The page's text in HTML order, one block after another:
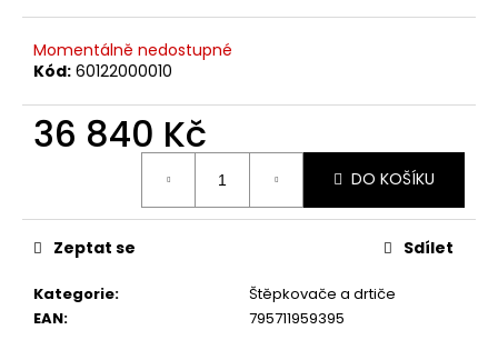
Momentálně nedostupné
Kód: 60122000010
36 840 Kč
DO KOŠÍKU
Kategorie:
Štěpkovače a drtiče
EAN: 795711959395
Zeptat se Sdílet
e
HUSQVARNA
AUTOMOWER
69
990